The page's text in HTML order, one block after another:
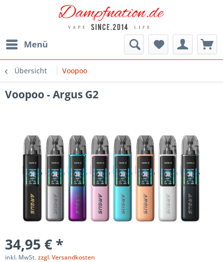
Menü
Übersicht Voopoo
Voopoo - Argus G2
34,95 € *
inkl. MwSt.zzgl. Versandkosten